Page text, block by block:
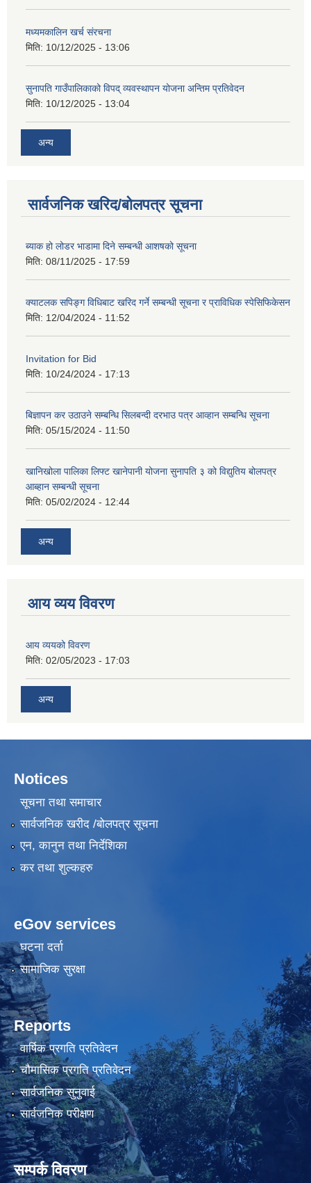
मध्यमकालिन खर्च संरचना
मिति: 10/12/2025 - 13:06
सुनापति गाउँपालिकाको विपद् व्यवस्थापन योजना अन्तिम प्रतिवेदन
मिति: 10/12/2025 - 13:04
अन्य
सार्वजनिक खरिद/बोलपत्र सूचना
ब्याक हो लोडर भाडामा दिने सम्बन्धी आशषको सूचना
मिति: 08/11/2025 - 17:59
क्याटलक सपिङ्ग विधिबाट खरिद गर्ने सम्बन्धी सूचना र प्राविधिक स्पेसिफिकेसन
मिति: 12/04/2024 - 11:52
Invitation for Bid
मिति: 10/24/2024 - 17:13
बिज्ञापन कर उठाउने सम्बन्धि सिलबन्दी दरभाउ पत्र आव्हान सम्बन्धि सूचना
मिति: 05/15/2024 - 11:50
खानिखोला पालिका लिफ्ट खानेपानी योजना सुनापति ३ को विद्युतिय बोलपत्र
आब्हान सम्बन्धी सूचना
मिति: 05/02/2024 - 12:44
अन्य
आय व्यय विवरण
आय व्ययको विवरण
मिति: 02/05/2023 - 17:03
अन्य
Notices
सूचना तथा समाचार
सार्वजनिक खरीद /बोलपत्र सूचना
एन, कानुन तथा निर्देशिका
कर तथा शुल्कहरु
eGov services
घटना दर्ता
सामाजिक सुरक्षा
Reports
वार्षिक प्रगति प्रतिवेदन
चौमासिक प्रगति प्रतिवेदन
सार्वजनिक सुनुवाई
सार्वजनिक परीक्षण
सम्पर्क विवरण